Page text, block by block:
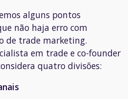
alguns pontos
não haja erro com
de trade marketing.
em trade e co-founder
quatro divisões: